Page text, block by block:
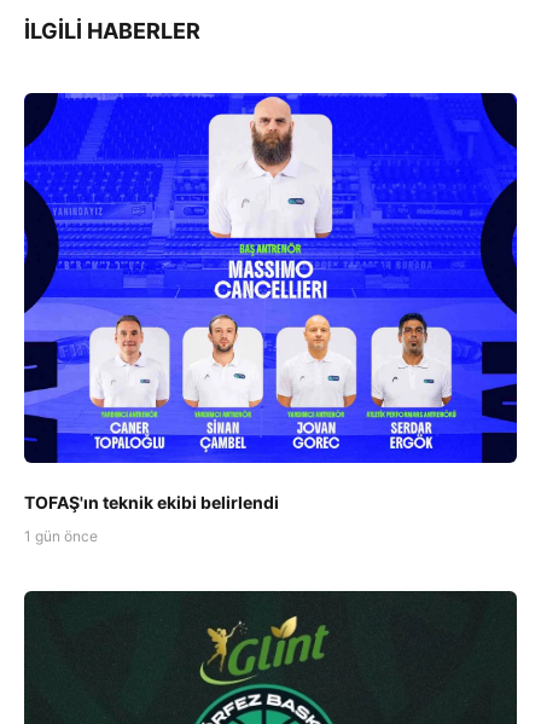
İLGILI HABERLER
TOFAŞ'ın teknik ekibi belirlendi
1 gün önce